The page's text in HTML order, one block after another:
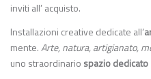
inviti all’ acquisto.
Installazioni creative dedicate all’
mente.Arte, natura, artigianato,
uno straordinario spazio dedicato